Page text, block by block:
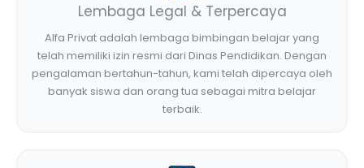
Lembaga Legal & Terpercaya
Alfa Privat adalah lembaga bimbingan belajar yang
telah memiliki izin resmi dari Dinas Pendidikan. Dengan
pengalaman bertahun-tahun, kami telah dipercaya oleh
banyak siswa dan orang tua sebagai mitra belajar
terbaik.